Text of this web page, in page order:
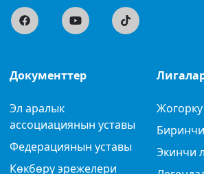
Документтер
Эл аралык
ассоциациянын уставы
Федерациянын уставы
Көкбөрү эрежелери
Жогорку
Экинчи